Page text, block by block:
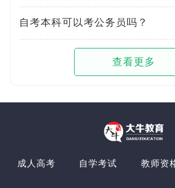
自考本科可以考公务员吗？
查看更多
成人高考 自学考试 教师资